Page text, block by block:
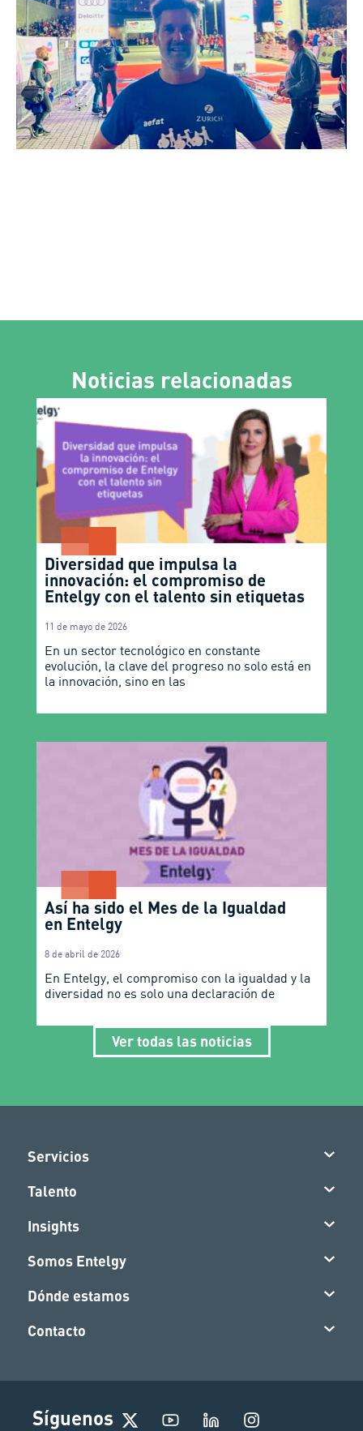
Noticias relacionadas
Diversidad que impulsa la
innovación: el compromiso de
Entelgy con el talento sin etiquetas
11 de mayo de 2026
En un sector tecnológico en constante
evolución, la clave del progreso no solo está en
la innovación, sino en las
Así ha sido el Mes de la Igualdad
en Entelgy
8 de abril de 2026
En Entelgy, el compromiso con la igualdad y la
diversidad no es solo una declaración de
Ver todas las noticias
Servicios
Talento
Insights
Somos Entelgy
Dónde estamos
Contacto
Síguenos
I